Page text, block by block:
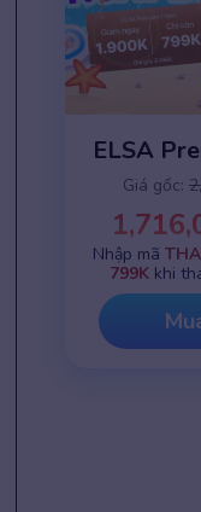
ELSA
Giá gốc:
Nhập mã
799K khi